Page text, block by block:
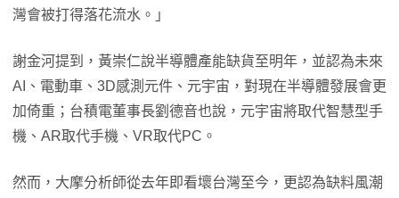
灣會被打得落花流水。」
謝金河提到，黃崇仁說半導體產能缺貨至明年，並認為未來
AI、電動車、3D感測元件、元宇宙，對現在半導體發展會更
加倚重；台積電董事長劉德音也說，元宇宙將取代智慧型手
機、AR取代手機、VR取代PC。
然而，大摩分析師從去年即看壞台灣至今，更認為缺料風潮